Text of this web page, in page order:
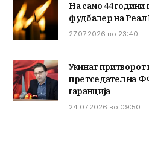
На само 44
фудбалер на
27.07.2026 во 23:40
Укинат
претседател на
гаранција
24.07.2026 во 09:50